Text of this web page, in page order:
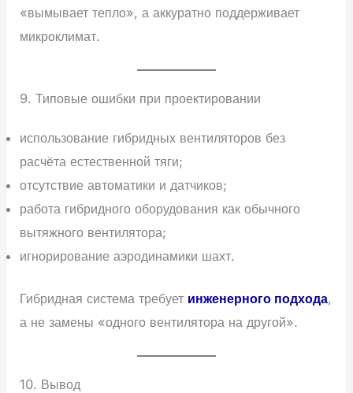
«вымывает тепло», а аккуратно поддерживает
микроклимат.
9. Типовые ошибки при проектировании
использование гибридных вентиляторов без
расчёта естественной тяги;
отсутствие автоматики и датчиков;
работа гибридного оборудования как обычного
вытяжного вентилятора;
игнорирование аэродинамики шахт.
Гибридная система требует инженерного подхода,
а не замены «одного вентилятора на другой».
10. Вывод